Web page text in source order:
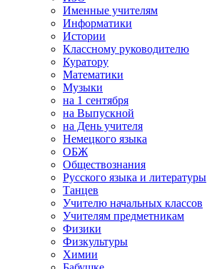
Именные учителям
Информатики
Истории
Классному руководителю
Куратору
Математики
Музыки
на 1 сентября
на Выпускной
на День учителя
Немецкого языка
ОБЖ
Обществознания
Русского языка и литературы
Танцев
Учителю начальных классов
Учителям предметникам
Физики
Физкультуры
Химии